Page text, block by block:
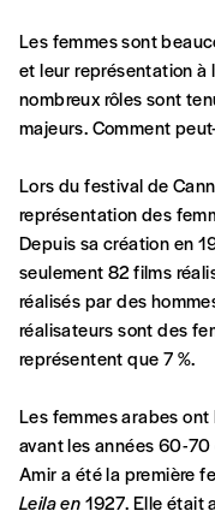
Mot de passe
activités et
d’affirmer notre
solidarité, nous
vous-mêmes le
ou supérieure
manière, vous
de rédaction
motivations.
En pratique
Vous vous
Vous
revue en
Vous
Les femmes sont
et leur représentation à
nombreux rôles sont
majeurs. Comment
Lors du festival de
représentation des
Depuis sa création en
seulement 82 films
réalisés par des
réalisateurs sont des
représentent que 7 %.
Les femmes arabes
avant les années 60-
Amir a été la première
Leila en1927. Elle était